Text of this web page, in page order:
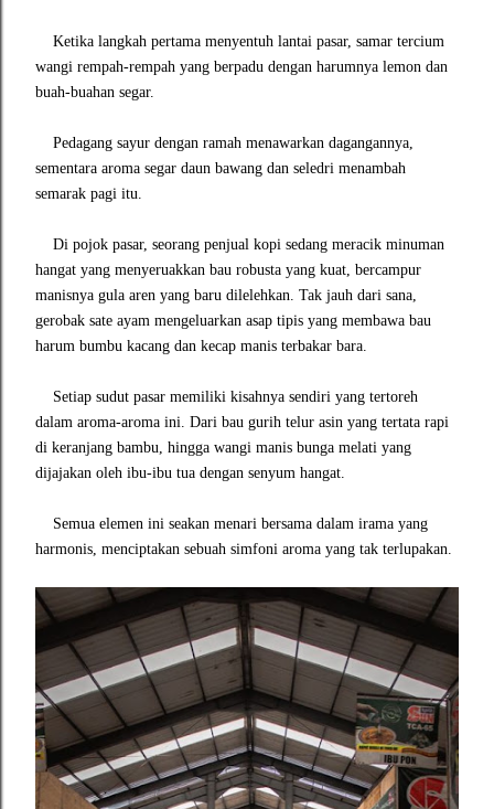
Ketika langkah pertama menyentuh lantai pasar, samar tercium
wangi rempah-rempah yang berpadu dengan harumnya lemon dan
buah-buahan segar.
Pedagang sayur dengan ramah menawarkan dagangannya,
sementara aroma segar daun bawang dan seledri menambah
semarak pagi itu.
Di pojok pasar, seorang penjual kopi sedang meracik minuman
hangat yang menyeruakkan bau robusta yang kuat, bercampur
manisnya gula aren yang baru dilelehkan. Tak jauh dari sana,
gerobak sate ayam mengeluarkan asap tipis yang membawa bau
harum bumbu kacang dan kecap manis terbakar bara.
Setiap sudut pasar memiliki kisahnya sendiri yang tertoreh
dalam aroma-aroma ini. Dari bau gurih telur asin yang tertata rapi
di keranjang bambu, hingga wangi manis bunga melati yang
dijajakan oleh ibu-ibu tua dengan senyum hangat.
Semua elemen ini seakan menari bersama dalam irama yang
harmonis, menciptakan sebuah simfoni aroma yang tak terlupakan.